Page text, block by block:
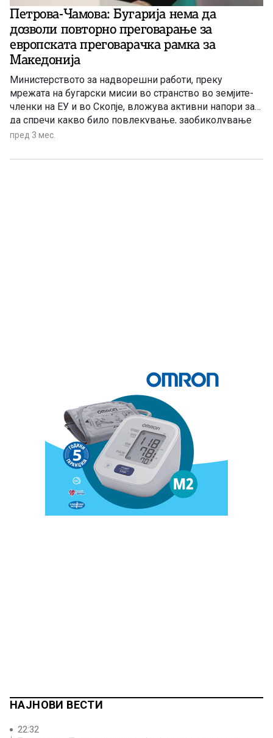
Петрова-Чамова: Бугарија нема да
дозволи повторно преговарање за
европската преговарачка рамка за
Македонија
Министерството за надворешни работи, преку
мрежата на бугарски мисии во странство во земјите-
членки на ЕУ и во Скопје, вложува активни напори за
да спречи какво било повлекување, заобиколување
или доведување во прашање на преземените обврски
пред 3 мес.
НАЈНОВИ ВЕСТИ
22:32